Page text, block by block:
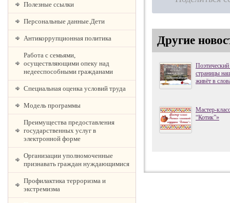
Полезные ссылки
Персональные данные.Дети
Антикоррупционная политика
Работа с семьями,
осуществляющими опеку над
недееспособными гражданами
Специальная оценка условий труда
Модель программы
Преимущества предоставления
государственных услуг в
электронной форме
Организации уполномоченные
признавать граждан нуждающимися
Профилактика терроризма и
экстремизма
Другие
страницы
живёт в
Мастер-
“Котик”»